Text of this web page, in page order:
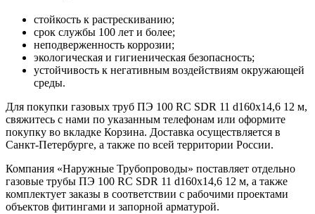
стойкость к растрескиванию;
срок службы 100 лет и более;
неподверженность коррозии;
экологическая и гигиеническая безопасность;
устойчивость к негативным воздействиям окружающей
среды.
Для покупки газовых труб ПЭ 100 RC SDR 11 d160х14,6 12 м,
свяжитесь с нами по указанным телефонам или оформите
покупку во вкладке Корзина. Доставка осуществляется в
Санкт-Петербурге, а также по всей территории России.
Компания «Наружные Трубопроводы» поставляет отдельно
газовые трубы ПЭ 100 RC SDR 11 d160х14,6 12 м, а также
комплектует заказы в соответствии с рабочими проектами
объектов фитингами и запорной арматурой.